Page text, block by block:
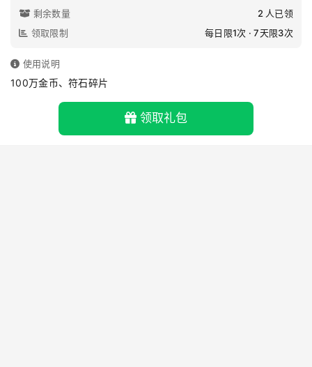
剩余数量
2 人已领
领取限制
每日限1次 · 7天限3次
使用说明
100万金币、符石碎片
领取礼包